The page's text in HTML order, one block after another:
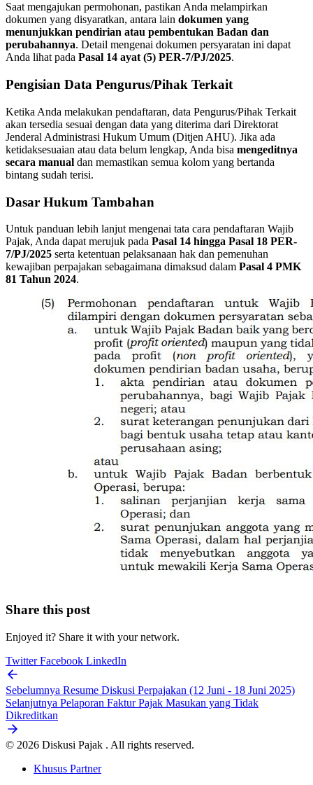
Saat mengajukan permohonan, pastikan Anda melampirkan
dokumen yang disyaratkan, antara lain dokumen yang
menunjukkan pendirian atau pembentukan Badan dan
perubahannya. Detail mengenai dokumen persyaratan ini dapat
Anda lihat pada Pasal 14 ayat (5) PER-7/PJ/2025.
Pengisian Data Pengurus/Pihak Terkait
Ketika Anda melakukan pendaftaran, data Pengurus/Pihak Terkait
akan tersedia sesuai dengan data yang diterima dari Direktorat
Jenderal Administrasi Hukum Umum (Ditjen AHU). Jika ada
ketidaksesuaian atau data belum lengkap, Anda bisa mengeditnya
secara manual dan memastikan semua kolom yang bertanda
bintang sudah terisi.
Dasar Hukum Tambahan
Untuk panduan lebih lanjut mengenai tata cara pendaftaran Wajib
Pajak, Anda dapat merujuk pada Pasal 14 hingga Pasal 18 PER-
7/PJ/2025 serta ketentuan pelaksanaan hak dan pemenuhan
kewajiban perpajakan sebagaimana dimaksud dalam Pasal 4 PMK
81 Tahun 2024.
Share this post
Enjoyed it? Share it with your network.
TwitterFacebook LinkedIn
Sebelumnya Resume Diskusi Perpajakan (12 Juni - 18 Juni 2025)
Selanjutnya Pelaporan Faktur Pajak Masukan yang Tidak
Dikreditkan
© 2026 Diskusi Pajak . All rights reserved.
Khusus Partner